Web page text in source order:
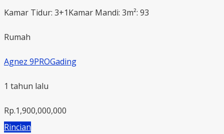
Kamar Tidur: 3+1Kamar Mandi: 3m²: 93
Rumah
Agnez 9PROGading
1 tahun lalu
Rp.1,900,000,000
Rincian